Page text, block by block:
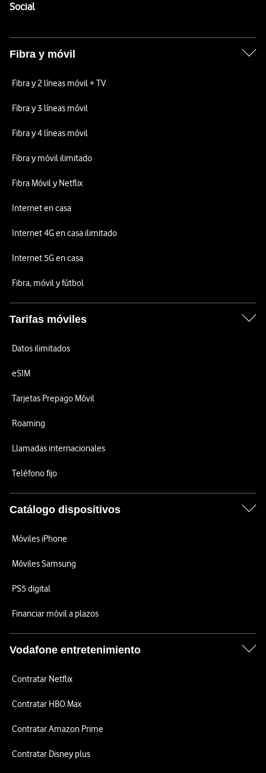
SocialEnlaces a las redes sociales de Vodafone
Fibra y móvil
Fibra y 2 líneas móvil + TV
Fibra y 3 líneas móvil
Fibra y 4 líneas móvil
Fibra y móvil ilimitado
Fibra Móvil y Netflix
Internet en casa
Internet 4G en casa ilimitado
Internet 5G en casa
Fibra, móvil y fútbol
Tarifas móviles
Datos ilimitados
eSIM
Tarjetas Prepago Móvil
Roaming
Llamadas internacionales
Teléfono fijo
Catálogo dispositivos
Móviles iPhone
Móviles Samsung
PS5 digital
Financiar móvil a plazos
Vodafone entretenimiento
Contratar Netflix
Contratar HBO Max
Contratar Amazon Prime
Contratar Disney plus